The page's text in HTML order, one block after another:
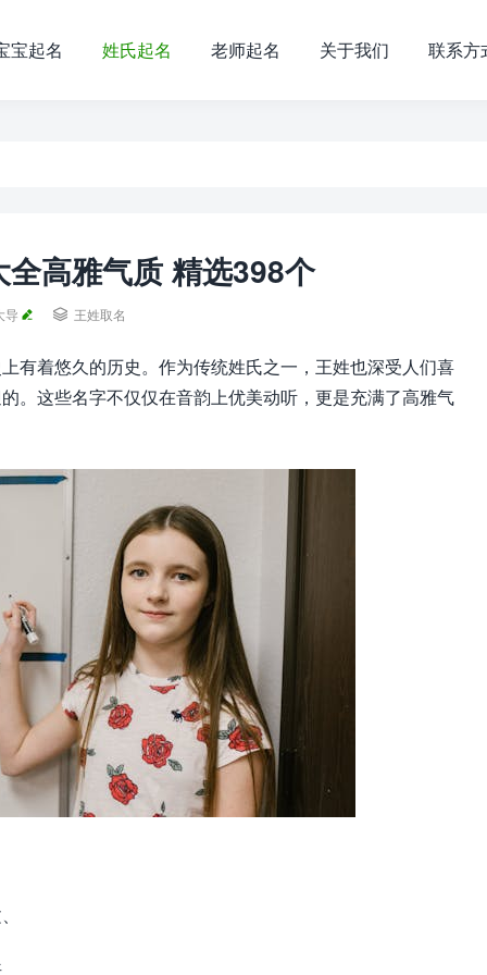
宝起名 姓氏起名 老师起名 关于我们 联系方
高雅气质 精选398个
导  王姓取名
有着悠久的历史。作为传统姓氏之一，王姓也深受人们喜
。这些名字不仅仅在音韵上优美动听，更是充满了高雅气